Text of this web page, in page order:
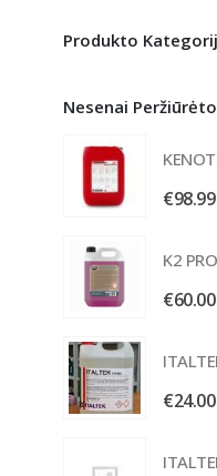
Produkto
Nesenai
€98.99
€60.00
€24.00